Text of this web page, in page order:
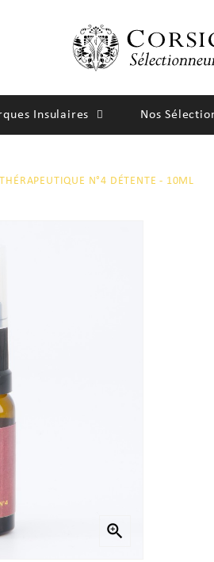
Insulaires Nos
N°4 DÉTENTE - 10ML
